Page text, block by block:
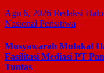
Agu 6, 2026 Redaksi
Nasional Perisitiwa
Musyawarah Mufakat
Fasilitasi Mediasi PT
Tuntas